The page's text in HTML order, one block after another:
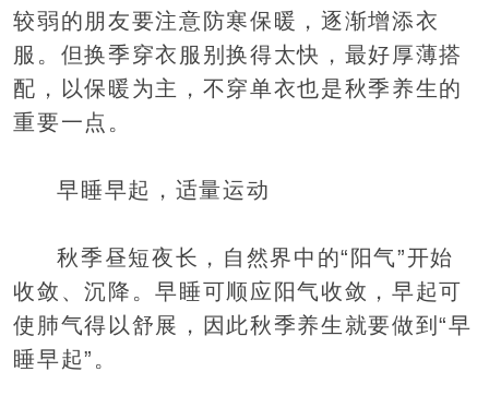
较弱的朋友要注意防寒保暖，逐渐增添衣
服。但换季穿衣服别换得太快，最好厚薄搭
配，以保暖为主，不穿单衣也是秋季养生的
重要一点。
早睡早起，适量运动
秋季昼短夜长，自然界中的“阳气”开始
收敛、沉降。早睡可顺应阳气收敛，早起可
使肺气得以舒展，因此秋季养生就要做到“早
睡早起”。